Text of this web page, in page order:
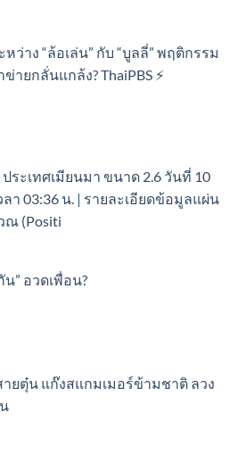
หว่าง “ล้อเล่น” กับ “บูลลี่” พฤติกรรม
ายกลั่นแกล้ง? ThaiPBS ⚡
ระเทศเมียนมา ขนาด 2.6 วันที่ 10
ลา 03:36 น. | รายละเอียดข้อมูลแผ่น
ณ (Positi
น” อวดเพื่อน?
ายตุ๋น แก๊งสแกมเมอร์ข้ามชาติ ลวง